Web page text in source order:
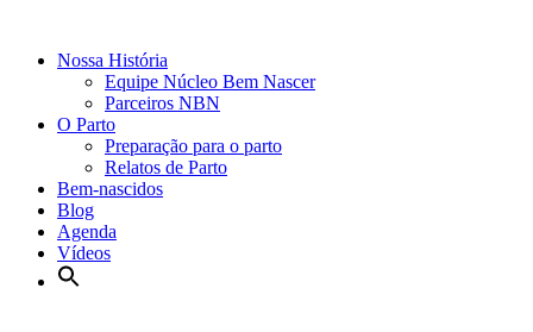
Nossa História
Equipe Núcleo Bem Nascer
Parceiros NBN
O Parto
Preparação para o parto
Relatos de Parto
Bem-nascidos
Blog
Agenda
Vídeos